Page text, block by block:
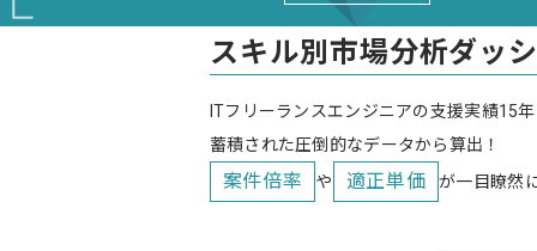
スキル別市場分析ダッ
ITフリーランスエンジニアの支援実績15
蓄積された圧倒的なデータから算出！
案件倍率 や 適正単価 が一目瞭然